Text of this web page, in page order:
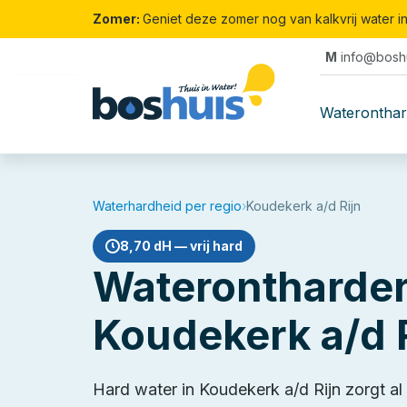
Zomer: Geniet deze zomer nog van kalkvrij water
M
Waterhardheid per regio›Koudekerk a/d Rijn
8,70 dH — vrij hard
Koudekerk a/d
Hard water in Koudekerk a/d Rijn zorgt